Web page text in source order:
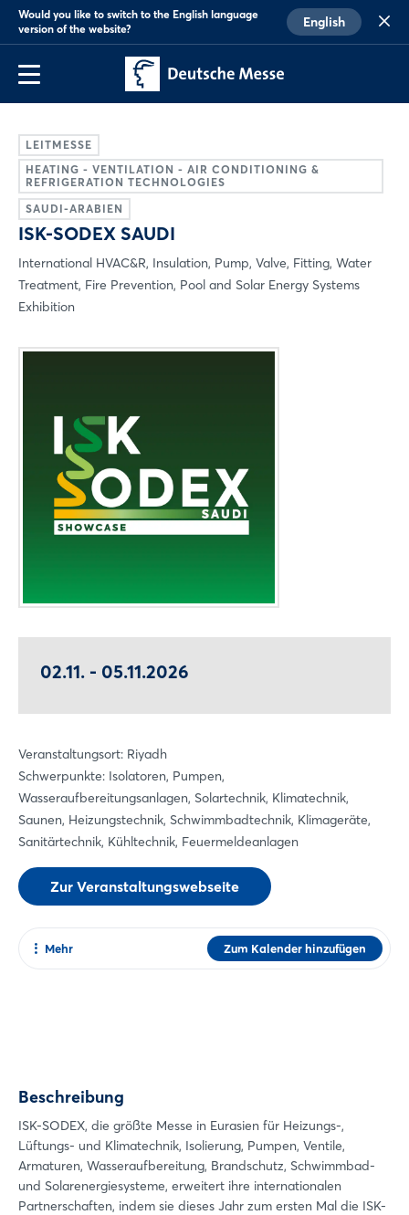
Would you like to switch to the English language
version of the website?
English
LEITMESSE
HEATING - VENTILATION - AIR CONDITIONING &
REFRIGERATION TECHNOLOGIES
SAUDI-ARABIEN
ISK-SODEX SAUDI
International HVAC&R, Insulation, Pump, Valve, Fitting, Water
Treatment, Fire Prevention, Pool and Solar Energy Systems
Exhibition
02.11. - 05.11.2026
Veranstaltungsort: Riyadh
Schwerpunkte: Isolatoren, Pumpen,
Wasseraufbereitungsanlagen, Solartechnik, Klimatechnik,
Saunen, Heizungstechnik, Schwimmbadtechnik, Klimageräte,
Sanitärtechnik, Kühltechnik, Feuermeldeanlagen
Zur Veranstaltungswebseite
Zum Kalender hinzufügen
Mehr
LinkedIn
Mail
Whatsapp
Link kopieren
Beschreibung
ISK-SODEX, die größte Messe in Eurasien für Heizungs-,
Lüftungs- und Klimatechnik, Isolierung, Pumpen, Ventile,
Armaturen, Wasseraufbereitung, Brandschutz, Schwimmbad-
und Solarenergiesysteme, erweitert ihre internationalen
Partnerschaften, indem sie dieses Jahr zum ersten Mal die ISK-
Login
Einloggen